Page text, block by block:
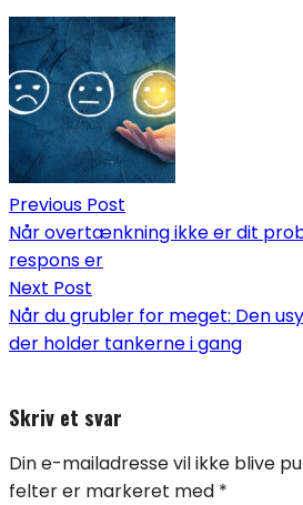
Indlægsnavigation
Previous Post
Når overtænkning ikke er dit
respons er
Next Post
Når du grubler for meget: Den
der holder tankerne i gang
Skriv et svar
Din e-mailadresse vil ikke blive
felter er markeret med *